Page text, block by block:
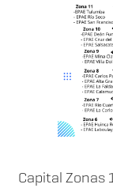
Capital Zonas